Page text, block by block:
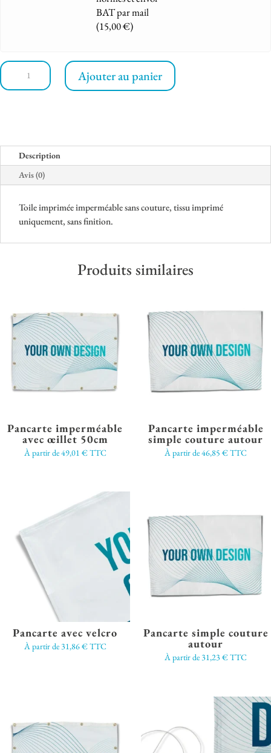
BAT par mail
(15,00€)
quantité
de
Ajouter au panier
Description
Avis (0)
Toile imprimée imperméable sans couture, tissu imprimé
uniquement, sans finition.
Produits similaires
Pancarte imperméable
avec œillet 50cm
À partir de49,01€TTC
Pancarte imperméable
simple couture autour
À partir de46,85€TTC
Pancarte avec velcro
À partir de31,86€TTC
Pancarte simple couture
autour
À partir de31,23€TTC